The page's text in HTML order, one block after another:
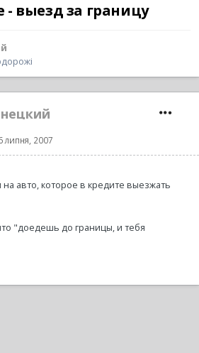
- выезд за границу
липня, 2007
авто, которое в кредите выезжать
"доедешь до границы, и тебя